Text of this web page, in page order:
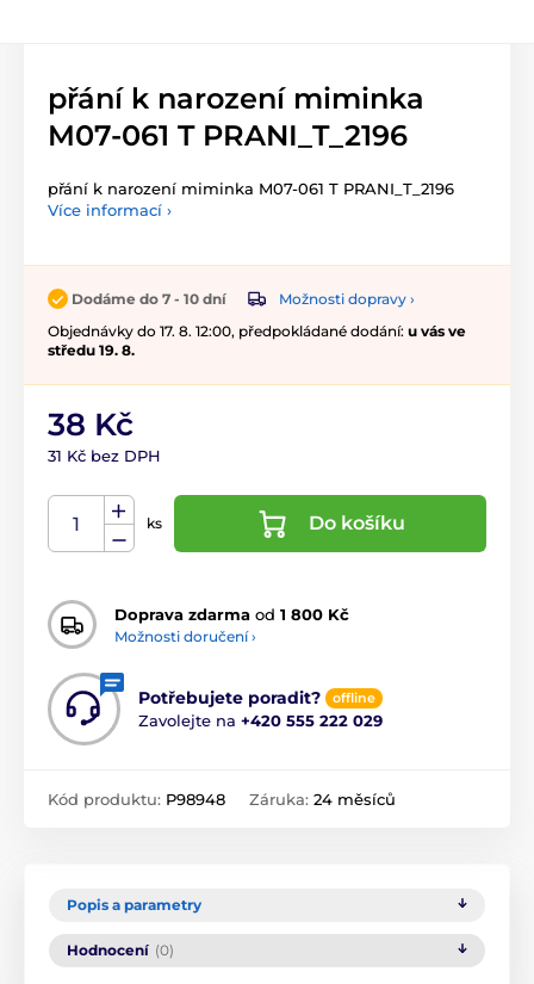
přání k narození miminka
M07-061 T PRANI_T_2196
přání k narození miminka M07-061 T PRANI_T_2196
Více informací ›
Dodáme do 7 - 10 dní
Možnosti dopravy ›
Objednávky do 17. 8. 12:00, předpokládané dodání: u vás ve
středu 19. 8.
38 Kč
31 Kč bez DPH
ks Do košíku
Doprava zdarma od 1 800 Kč
Možnosti doručení ›
Potřebujete poradit? offline
Zavolejte na +420 555 222 029
Kód produktu: P98948 Záruka: 24 měsíců
Popis a parametry
Hodnocení (0)